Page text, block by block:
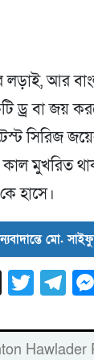
লড়াই, আর
ড্র বা জয়
সিরিজ
কাল মুখরিত
হাসে।
মো.
X
Clinton